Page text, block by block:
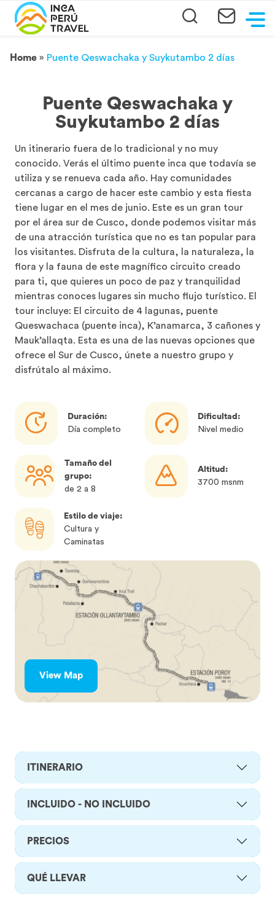
Home » Puente Qeswachaka y Suykutambo 2 días
Puente Qeswachaka y
Suykutambo 2 días
Un itinerario fuera de lo tradicional y no muy
conocido. Verás el último puente inca que todavía se
utiliza y se renueva cada año. Hay comunidades
cercanas a cargo de hacer este cambio y esta fiesta
tiene lugar en el mes de junio. Este es un gran tour
por el área sur de ​​Cusco, donde podemos visitar más
de una atracción turística que no es tan popular para
los visitantes. Disfruta de la cultura, la naturaleza, la
flora y la fauna de este magnífico circuito creado
para ti, que quieres un poco de paz y tranquilidad
mientras conoces lugares sin mucho flujo turístico. El
tour incluye: El circuito de 4 lagunas, puente
Queswachaca (puente inca), K’anamarca, 3 cañones y
Mauk’allaqta. Esta es una de las nuevas opciones que
ofrece el Sur de Cusco, únete a nuestro grupo y
disfrútalo al máximo.
Duración:
Día completo
Dificultad:
Nivel medio
Tamaño del
grupo:
de 2 a 8
Altitud:
3700 msnm
Estilo de viaje:
Cultura y
Caminatas
View Map
ITINERARIO
INCLUIDO - NO INCLUIDO
PRECIOS
QUÉ LLEVAR